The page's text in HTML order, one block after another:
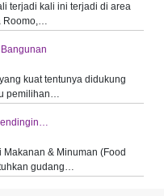
terjadi kali ini terjadi di area
Roomo,…
kuat tentunya didukung
pemilihan…
Makanan & Minuman (Food
gudang…